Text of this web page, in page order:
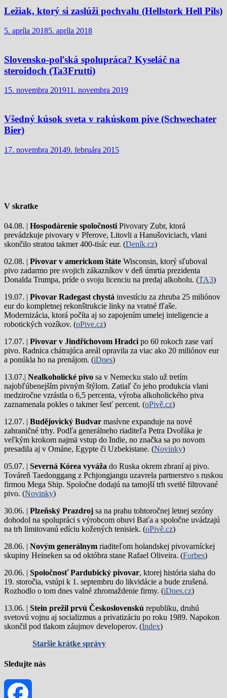
Ležiak, ktorý si zaslúži pochvalu (Hellstork Hell Pils)
5. apríla 20185. apríla 2018
Slovensko-poľská spolupráca? Kyseláč na
steroidoch (Ta3Frutti)
15. novembra 201911. novembra 2019
Všedný kúsok sveta v rakúskom pive (Schwechater
Bier)
17. novembra 20149. februára 2015
V skratke
04.08. | Hospodárenie spoločnostiPivovary Zubr, ktorá
prevádzkuje pivovary v Přerove, Litovli a Hanušoviciach, vlani
skončilo stratou takmer 400-tisíc eur. (Deník.cz)
02.08. | Pivovar v americkom štáte Wisconsin, ktorý sľuboval
pivo zadarmo pre svojich zákazníkov v deň úmrtia prezidenta
Donalda Trumpa, príde o svoju licenciu na predaj alkoholu. (TA3)
19.07. | Pivovar Radegast chystá investíciu za zhruba 25 miliónov
eur do kompletnej rekonštrukcie linky na vratné fľaše.
Modernizácia, ktorá počíta aj so zapojením umelej inteligencie a
robotických vozíkov. (oPive.cz)
17.07. | Pivovar v Jindřichovom Hradcipo 60 rokoch zase varí
pivo. Radnica chátrajúca areál opravila za viac ako 20 miliónov eur
a ponúkla ho na prenájom. (iDnes)
13.07.| Nealkoholické pivo sa v Nemecku stalo už tretím
najobľúbenejším pivným štýlom. Zatiaľ čo jeho produkcia vlani
medziročne vzrástla o 6,5 percenta, výroba alkoholického piva
zaznamenala pokles o takmer šesť percent. (oPivě.cz)
12.07. | Budějovický Budvar masívne expanduje na nové
zahraničné trhy. Podľa generálneho riaditeľa Petra Dvořáka je
veľkým krokom najmä vstup do Indie, no značka sa po novom
presadila aj v Ománe, Egypte či Uzbekistane. (Novinky)
05.07. | Severná Kórea vyváža do Ruska okrem zbraní aj pivo.
Továreň Taedonggang z Pchjongjangu uzavrela partnerstvo s ruskou
firmou Mega Ship. Spoločne dodajú na tamojší trh svetlé filtrované
pivo. (Novinky)
30.06. | Plzeňský Prazdroj sa na prahu tohtoročnej letnej sezóny
dohodol na spolupráci s výrobcom obuvi Baťa a spoločne uvádzajú
na trh limitovanú edíciu kožených tenisiek. (oPivě.cz)
28.06. | Novým generálnym riaditeľom holandskej pivovarníckej
skupiny Heineken sa od októbra stane Rafael Oliveira. (Forbes)
20.06. | Spoločnosť Pardubický pivovar, ktorej história siaha do
19. storočia, vstúpi k 1. septembru do likvidácie a bude zrušená.
Rozhodlo o tom dnes valné zhromaždenie firmy. (iDnes.cz)
13.06. | Stein prežil prvú Československú republiku, druhú
svetovú vojnu aj socializmus a privatizáciu po roku 1989. Napokon
skončil pod tlakom záujmov developerov. (Index)
Staršie krátke správy
Sledujte nás